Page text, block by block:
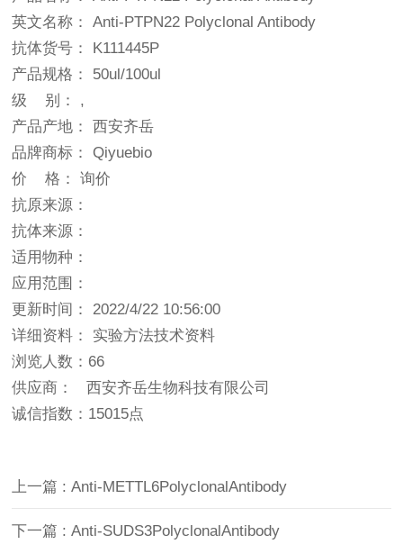
英文名称： Anti-PTPN22 Polyclonal Antibody
抗体货号： K111445P
产品规格： 50ul/100ul
级 别： ,
产品产地： 西安齐岳
品牌商标： Qiyuebio
价 格： 询价
抗原来源：
抗体来源：
适用物种：
应用范围：
更新时间： 2022/4/22 10:56:00
详细资料： 实验方法技术资料
浏览人数：66
供应商： 西安齐岳生物科技有限公司
诚信指数： 15015点
上一篇 : Anti-METTL6PolyclonalAntibody
下一篇 : Anti-SUDS3PolyclonalAntibody